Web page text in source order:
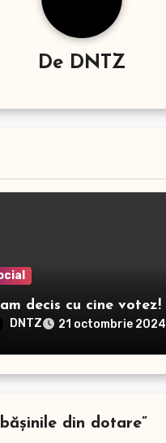
De DNTZ
decis cu cine votez!
DNTZ 21 octombrie 2024
din dotare”